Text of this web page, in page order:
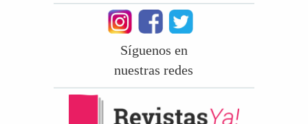
Síguenos en
nuestras redes